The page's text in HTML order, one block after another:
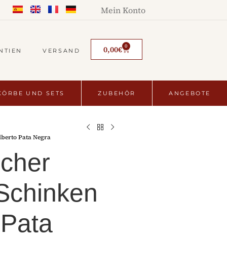
Mein Konto
VERSAND 0,00€ 0
UND SETS ZUBEHÖR ANGEBOTE
Pata Negra